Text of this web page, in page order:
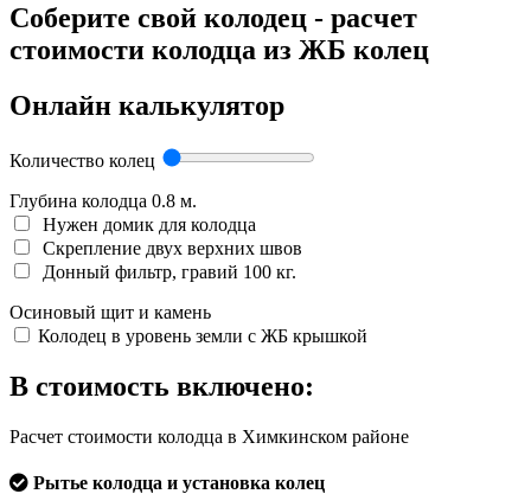
Соберите свой колодец - расчет
стоимости колодца из ЖБ колец
Онлайн калькулятор
Количество колец
Глубина колодца 0.8 м.
Нужен домик для колодца
Скрепление двух верхних швов
Донный фильтр, гравий 100 кг.
Осиновый щит и камень
Колодец в уровень земли с ЖБ крышкой
В стоимость включено:
Расчет стоимости колодца в Химкинском районе
Рытье колодца и установка колец